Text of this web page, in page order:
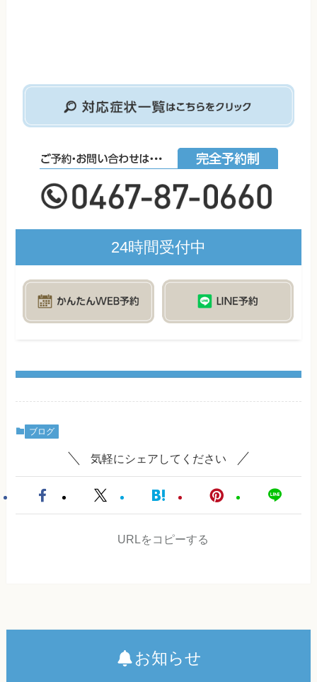
24時間受付中
ブログ
気軽にシェアしてください
URLをコピーする
お知らせ